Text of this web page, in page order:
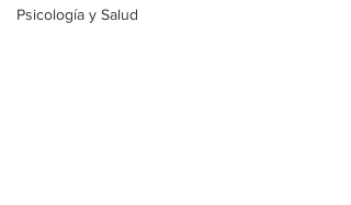
Psicología y Salud